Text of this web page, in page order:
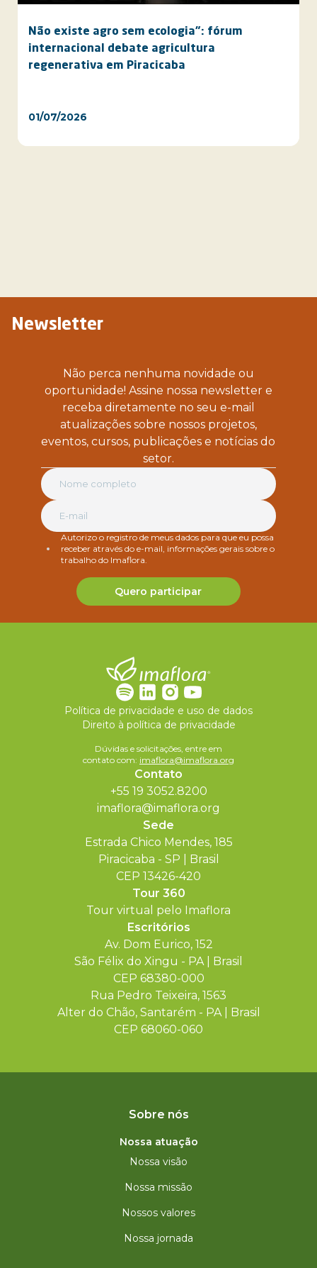
Não existe agro sem ecologia”: fórum
internacional debate agricultura
regenerativa em Piracicaba
01/07/2026
Newsletter
Não perca nenhuma novidade ou
oportunidade! Assine nossa newsletter e
receba diretamente no seu e-mail
atualizações sobre nossos projetos,
eventos, cursos, publicações e notícias do
setor.
Autorizo o registro de meus dados para que eu possa
receber através do e-mail, informações gerais sobre o
trabalho do Imaflora.
Quero participar
Política de privacidade e uso de dados
Direito à política de privacidade
Dúvidas e solicitações, entre em
contato com: imaflora@imaflora.org
Contato
+55 19 3052.8200
imaflora@imaflora.org
Sede
Estrada Chico Mendes, 185
Piracicaba - SP | Brasil
CEP 13426-420
Tour 360
Tour virtual pelo Imaflora
Escritórios
Av. Dom Eurico, 152
São Félix do Xingu - PA | Brasil
CEP 68380-000
Rua Pedro Teixeira, 1563
Alter do Chão, Santarém - PA | Brasil
CEP 68060-060
Sobre nós
Nossa atuação
Nossa visão
Nossa missão
Nossos valores
Nossa jornada